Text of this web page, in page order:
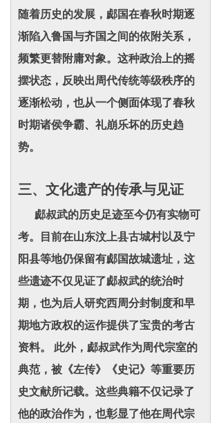
随着历史的发展，郕国在春秋时期逐
渐陷入鲁国与齐国之间的依附关系，
频繁更替附庸对象。这种政治上的摇
摆状态，反映出周代传统等级秩序的
逐渐松动，也从一个侧面体现了春秋
时期诸侯争霸、礼崩乐坏的历史趋
势。
三、文化遗产的传承与见证
郕叔武的历史足迹至今仍有实物可
考。目前在山东汶上县古城村以及宁
阳县等地仍保留有郕国故城遗址，这
些遗迹不仅见证了郕叔武的统治时
期，也为后人研究西周分封制度和早
期地方政权的运作提供了宝贵的考古
资料。 此外，郕叔武作为周代宗室的
典范，被《左传》《史记》等重要历
史文献所记载。这些典籍不仅记录了
他的政治作为，也彰显了他在周代宗